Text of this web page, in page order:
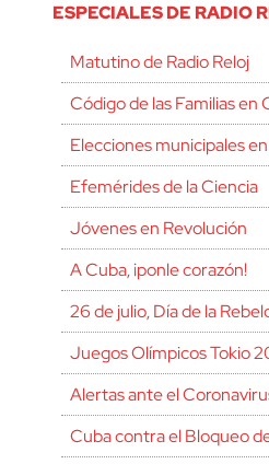
ESPECIALES DE RADIO
Matutino de Radio Reloj
Código de las Familias en
Elecciones municipales
Efemérides de la Ciencia
Jóvenes en Revolución
A Cuba, ¡ponle corazón!
26 de julio, Día de la
Juegos Olímpicos Tokio
Alertas ante el
Cuba contra el Bloqueo